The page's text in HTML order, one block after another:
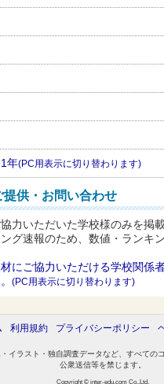
年(PC用表示に切り替わります)
提供・お問い合わせ
力いただいた学校様のみを掲
グ速報のため、数値・ランキ
にご協力いただける学校関係
(PC用表示に切り替わります)
利用規約 プライバシーポリシー
イラスト・独自調査データなど、すべての
公衆送信等を禁じます。
Copyright © inter-edu.com Co.,Ltd.